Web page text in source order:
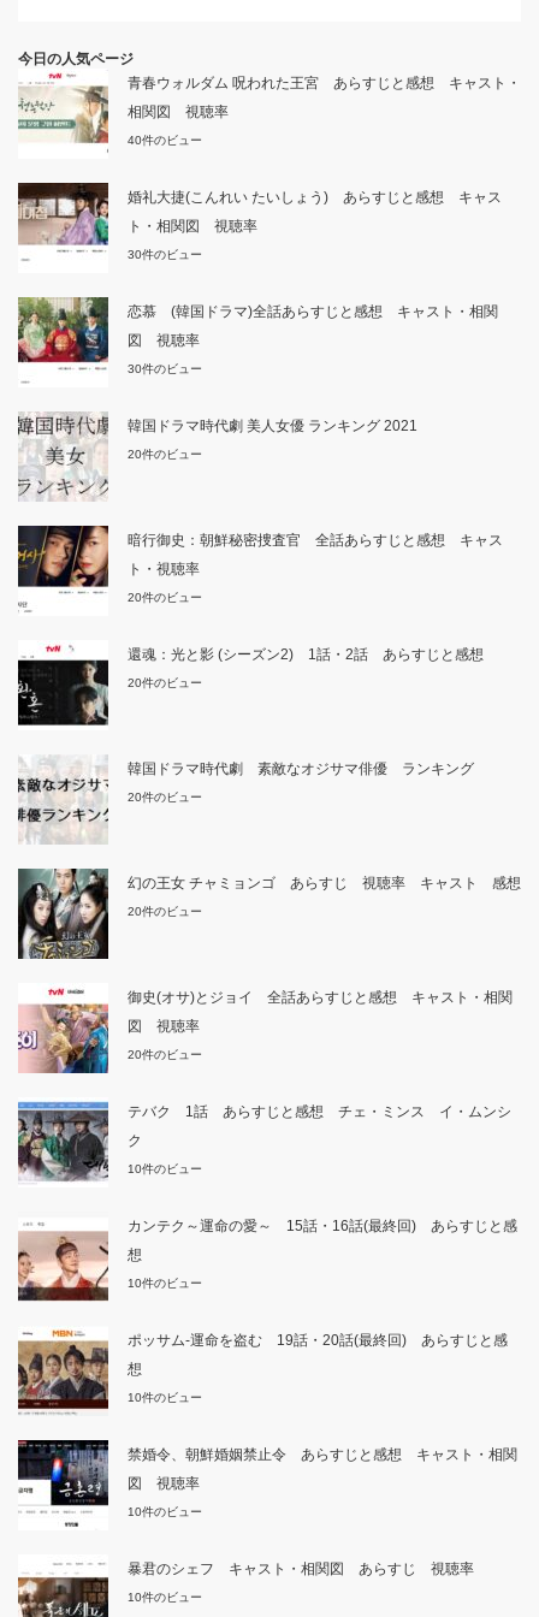
今日の人気ページ
青春ウォルダム 呪われた王宮 あらすじと感想 キャスト・
相関図 視聴率
40件のビュー
婚礼大捷(こんれい たいしょう) あらすじと感想 キャス
ト・相関図 視聴率
30件のビュー
恋慕 (韓国ドラマ)全話あらすじと感想 キャスト・相関
図 視聴率
30件のビュー
韓国ドラマ時代劇 美人女優 ランキング 2021
20件のビュー
暗行御史：朝鮮秘密捜査官 全話あらすじと感想 キャス
ト・視聴率
20件のビュー
還魂：光と影 (シーズン2) 1話・2話 あらすじと感想
20件のビュー
韓国ドラマ時代劇 素敵なオジサマ俳優 ランキング
20件のビュー
幻の王女 チャミョンゴ あらすじ 視聴率 キャスト 感想
20件のビュー
御史(オサ)とジョイ 全話あらすじと感想 キャスト・相関
図 視聴率
20件のビュー
テバク 1話 あらすじと感想 チェ・ミンス イ・ムンシ
ク
10件のビュー
カンテク～運命の愛～ 15話・16話(最終回) あらすじと感
想
10件のビュー
ポッサム-運命を盗む 19話・20話(最終回) あらすじと感
想
10件のビュー
禁婚令、朝鮮婚姻禁止令 あらすじと感想 キャスト・相関
図 視聴率
10件のビュー
暴君のシェフ キャスト・相関図 あらすじ 視聴率
10件のビュー